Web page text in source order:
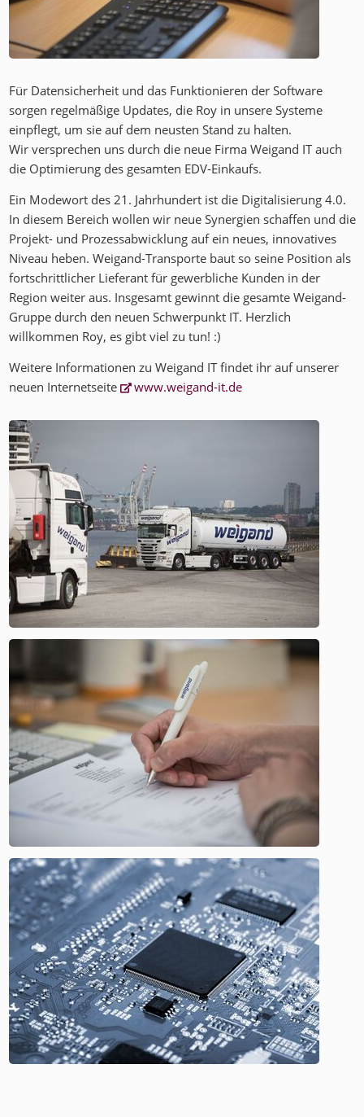
Für Datensicherheit und das Funktionieren der Software
sorgen regelmäßige Updates, die Roy in unsere Systeme
einpflegt, um sie auf dem neusten Stand zu halten.
Wir versprechen uns durch die neue Firma Weigand IT auch
die Optimierung des gesamten EDV-Einkaufs.
Ein Modewort des 21. Jahrhundert ist die Digitalisierung 4.0.
In diesem Bereich wollen wir neue Synergien schaffen und die
Projekt- und Prozessabwicklung auf ein neues, innovatives
Niveau heben. Weigand-Transporte baut so seine Position als
fortschrittlicher Lieferant für gewerbliche Kunden in der
Region weiter aus. Insgesamt gewinnt die gesamte Weigand-
Gruppe durch den neuen Schwerpunkt IT. Herzlich
willkommen Roy, es gibt viel zu tun! :)
Weitere Informationen zu Weigand IT findet ihr auf unserer
neuen Internetseite
www.weigand-it.de